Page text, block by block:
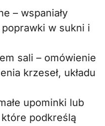
– wspaniały
w sukni i
sali – omówienie
krzeseł, układu
upominki lub
podkreślą